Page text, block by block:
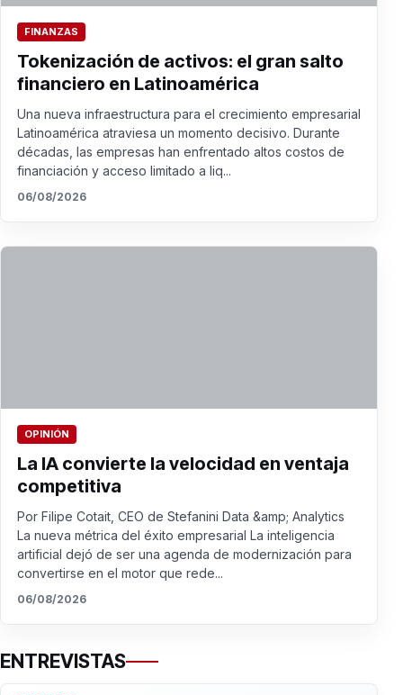
FINANZAS
Tokenización de activos: el gran salto
financiero en Latinoamérica
Una nueva infraestructura para el crecimiento empresarial
Latinoamérica atraviesa un momento decisivo. Durante
décadas, las empresas han enfrentado altos costos de
financiación y acceso limitado a liq...
06/08/2026
OPINIÓN
La IA convierte la velocidad en ventaja
competitiva
Por Filipe Cotait, CEO de Stefanini Data &amp; Analytics
La nueva métrica del éxito empresarial La inteligencia
artificial dejó de ser una agenda de modernización para
convertirse en el motor que rede...
06/08/2026
ENTREVISTAS